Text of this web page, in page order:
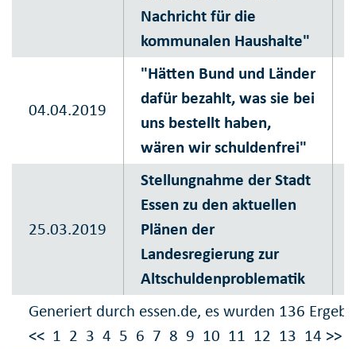
Generiert durch essen.de, es wurden 136
<< 1 2 3 4 5 6 7 8 9 10 11 12 13 14 >>
Nachricht für die
kommunalen Haushalte"
04.04.2019
"Hätten Bund und Länder
dafür bezahlt, was sie bei
uns bestellt haben,
wären wir schuldenfrei"
25.03.2019
Stellungnahme der Stadt
Essen zu den aktuellen
Plänen der
Landesregierung zur
Altschuldenproblematik